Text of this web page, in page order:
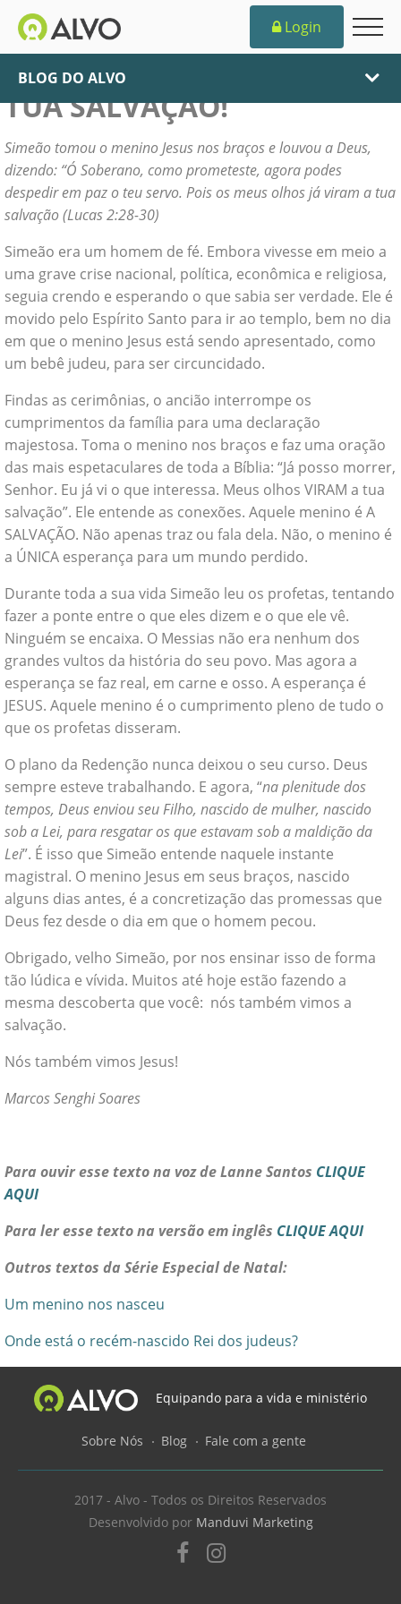
Login
BLOG DO ALVO
OS MEUS OLHOS VIRAM A
TUA SALVAÇÃO!
Simeão tomou o menino Jesus nos braços e louvou a Deus,
dizendo: “Ó Soberano, como prometeste, agora podes
despedir em paz o teu servo. Pois os meus olhos já viram a tua
salvação (Lucas 2:28-30)
Simeão era um homem de fé. Embora vivesse em meio a
uma grave crise nacional, política, econômica e religiosa,
seguia crendo e esperando o que sabia ser verdade. Ele é
movido pelo Espírito Santo para ir ao templo, bem no dia
em que o menino Jesus está sendo apresentado, como
um bebê judeu, para ser circuncidado.
Findas as cerimônias, o ancião interrompe os
cumprimentos da família para uma declaração
majestosa. Toma o menino nos braços e faz uma oração
das mais espetaculares de toda a Bíblia: “Já posso morrer,
Senhor. Eu já vi o que interessa. Meus olhos VIRAM a tua
salvação”. Ele entende as conexões. Aquele menino é A
SALVAÇÃO. Não apenas traz ou fala dela. Não, o menino é
a ÚNICA esperança para um mundo perdido.
Durante toda a sua vida Simeão leu os profetas, tentando
fazer a ponte entre o que eles dizem e o que ele vê.
Ninguém se encaixa. O Messias não era nenhum dos
grandes vultos da história do seu povo. Mas agora a
esperança se faz real, em carne e osso. A esperança é
JESUS. Aquele menino é o cumprimento pleno de tudo o
que os profetas disseram.
O plano da Redenção nunca deixou o seu curso. Deus
sempre esteve trabalhando. E agora, “na plenitude dos
tempos, Deus enviou seu Filho, nascido de mulher, nascido
sob a Lei, para resgatar os que estavam sob a maldição da
Lei”. É isso que Simeão entende naquele instante
magistral. O menino Jesus em seus braços, nascido
alguns dias antes, é a concretização das promessas que
Deus fez desde o dia em que o homem pecou.
Obrigado, velho Simeão, por nos ensinar isso de forma
tão lúdica e vívida. Muitos até hoje estão fazendo a
mesma descoberta que você: nós também vimos a
salvação.
Nós também vimos Jesus!
Marcos Senghi Soares
Para ouvir esse texto na voz de Lanne Santos CLIQUE
AQUI
Para ler esse texto na versão em inglês CLIQUE AQUI
Outros textos da Série Especial de Natal:
Um menino nos nasceu
Onde está o recém-nascido Rei dos judeus?
Equipando para a vida e ministério
Sobre Nós Blog Fale com a gente
2017 - Alvo - Todos os Direitos Reservados
Desenvolvido por Manduvi Marketing